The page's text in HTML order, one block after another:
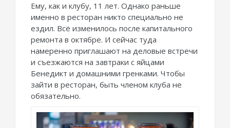
Ему, как и клубу, 11 лет. Однако раньше
именно в ресторан никто специально не
ездил. Всё изменилось после капитального
ремонта в октябре. И сейчас туда
намеренно приглашают на деловые встречи
и съезжаются на завтраки с яйцами
Бенедикт и домашними гренками. Чтобы
зайти в ресторан, быть членом клуба не
обязательно.